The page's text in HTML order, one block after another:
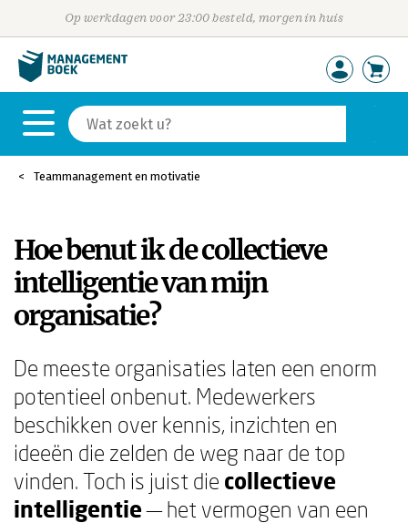
Op werkdagen voor 23:00 besteld, morgen in huis
Teammanagement en motivatie
Hoe benut ik de collectieve
intelligentie van mijn
organisatie?
De meeste organisaties laten een enorm
potentieel onbenut. Medewerkers
beschikken over kennis, inzichten en
ideeën die zelden de weg naar de top
vinden. Toch is juist die collectieve
intelligentie— het vermogen van een